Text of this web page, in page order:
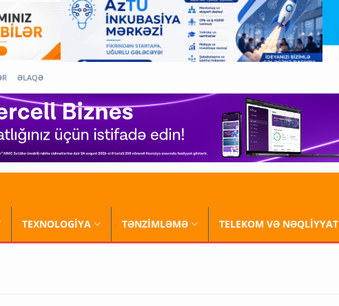
ƏLAQƏ
TEXNOLOGİYA TƏNZİMLƏMƏ TELEKOM VƏ NƏQLİYYAT